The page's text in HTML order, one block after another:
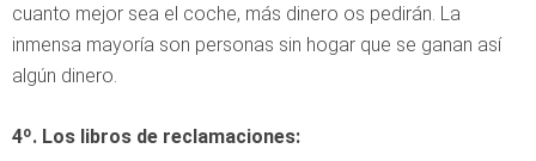
cuanto mejor sea el coche, más dinero os pedirán. La
inmensa mayoría son personas sin hogar que se ganan así
algún dinero.
4º. Los libros de reclamaciones: